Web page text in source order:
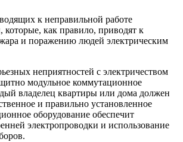
к неправильной работе
которые, как правило, приводят к
и поражению людей электрическим
неприятностей с электричеством
модульное коммутационное
владелец квартиры или дома должен
и правильно установленное
оборудование обеспечит
электропроводки и использование